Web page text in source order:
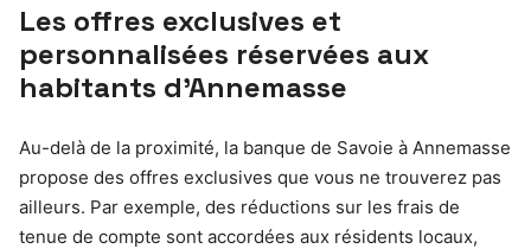
Les offres exclusives et
personnalisées réservées aux
habitants d’Annemasse
Au-delà de la proximité, la banque de Savoie à Annemasse
propose des offres exclusives que vous ne trouverez pas
ailleurs. Par exemple, des réductions sur les frais de
tenue de compte sont accordées aux résidents locaux,